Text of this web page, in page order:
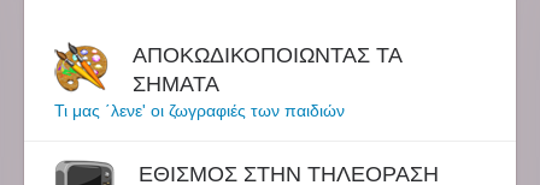
ΑΠΟΚΩΔΙΚΟΠΟΙΩΝΤΑΣ ΤΑ
ΣΗΜΑΤΑ
Τι μας ΄λενε' οι ζωγραφιές των παιδιών
ΕΘΙΣΜΟΣ ΣΤΗΝ ΤΗΛΕΟΡΑΣΗ